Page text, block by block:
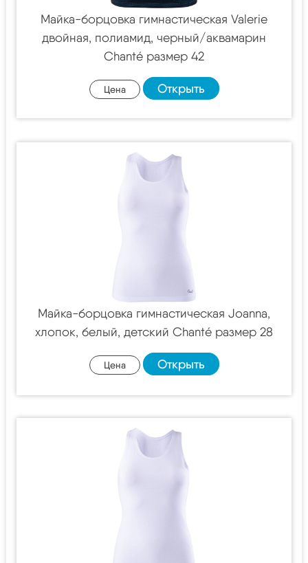
Майка-борцовка гимнастическая Valerie
двойная, полиамид, черный/аквамарин
Chanté размер 42
Цена Открыть
Майка-борцовка гимнастическая Joanna,
хлопок, белый, детский Chanté размер 28
Цена Открыть